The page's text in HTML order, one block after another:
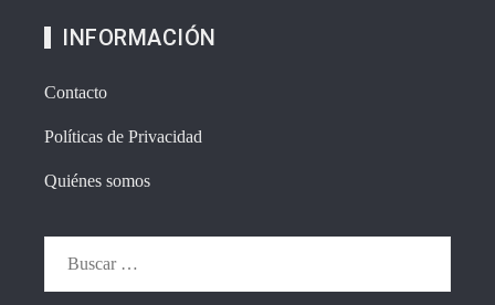
INFORMACIÓN
Contacto
Políticas de Privacidad
Quiénes somos